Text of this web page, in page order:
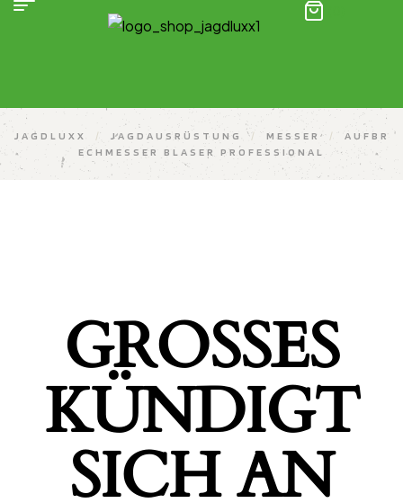
JAGDLUXX / JAGDAUSRÜSTUNG / MESSER /
AUFBR
ECHMESSER BLASER PROFESSIONAL
GROSSES K
ÜNDIGT S
ICH AN